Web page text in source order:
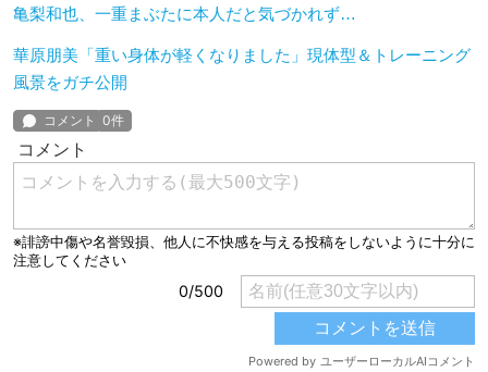
亀梨和也、一重まぶたに本人だと気づかれず…
華原朋美「重い身体が軽くなりました」現体型＆トレーニング
風景をガチ公開